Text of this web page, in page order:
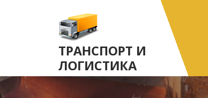
ТРАНСПОРТ И
ЛОГИСТИКА